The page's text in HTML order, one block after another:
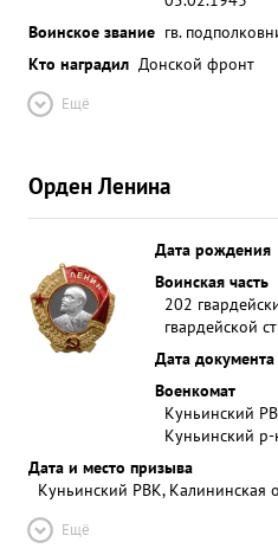
Воинское звание гв.
Кто наградил Донской фронт
Ещё
Орден Ленина
Дата рождения
Воинская часть
202
гвардейской
Дата документа
Военкомат
Куньинский
Куньинский р-
Дата и место призыва
Куньинский РВК, Калининская
Ещё